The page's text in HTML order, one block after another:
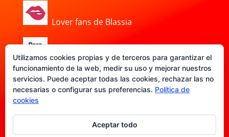
Lover fans de Blassia
Porn Hub de Blassia
DATE-FANS de Blassia
Utilizamos cookies propias y de terceros para garantizar el
funcionamiento de la web, medir su uso y mejorar nuestros
servicios. Puede aceptar todas las cookies, rechazar las no
necesarias o configurar sus preferencias. Política de
cookies
Aceptar todo